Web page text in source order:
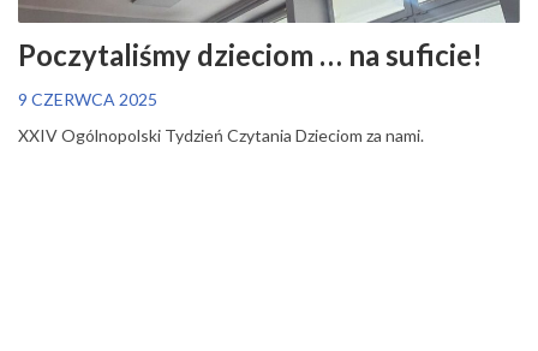
Poczytaliśmy dzieciom … na suficie!
9 CZERWCA 2025
XXIV Ogólnopolski Tydzień Czytania Dzieciom za nami.